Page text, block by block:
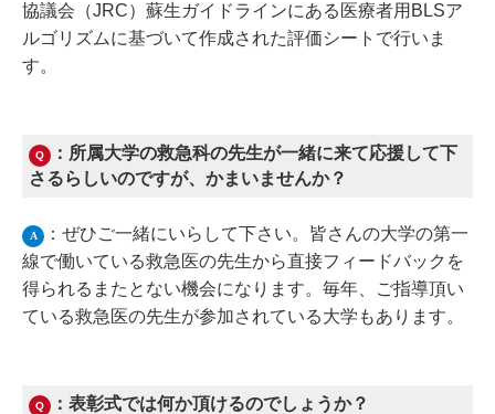
協議会（JRC）蘇生ガイドラインにある医療者用BLSア
ルゴリズムに基づいて作成された評価シートで行いま
す。
Q
：所属大学の救急科の先生が一緒に来て応援して下
さるらしいのですが、かまいませんか？
A
：ぜひご一緒にいらして下さい。皆さんの大学の第一
線で働いている救急医の先生から直接フィードバックを
得られるまたとない機会になります。毎年、ご指導頂い
ている救急医の先生が参加されている大学もあります。
Q ：表彰式では何か頂けるのでしょうか？